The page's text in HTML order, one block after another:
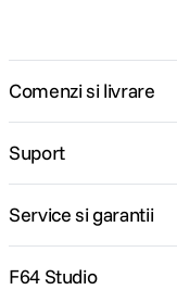
Comenzi si livrare
Suport
Service si garantii
F64 Studio